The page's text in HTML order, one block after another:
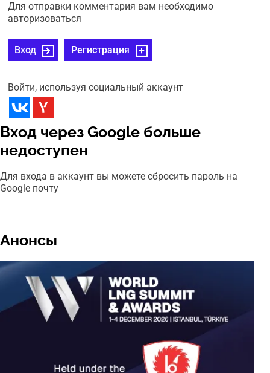
Для отправки комментария вам необходимо
авторизоваться
Вход Регистрация
Войти, используя социальный аккаунт
Вход через Google больше
недоступен
Для входа в аккаунт вы можете сбросить пароль на
Google почту
Анонсы